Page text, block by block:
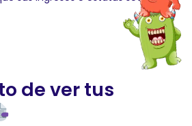
de ver tus